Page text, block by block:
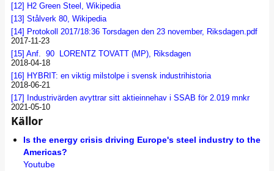
[12] H2 Green Steel, Wikipedia
[13] Stålverk 80, Wikipedia
[14] Protokoll 2017/18:36 Torsdagen den 23 november, Riksdagen.pdf
2017-11-23
[15] Anf. 90 LORENTZ TOVATT (MP), Riksdagen
2018-04-18
[16] HYBRIT: en viktig milstolpe i svensk industrihistoria
2018-06-21
[17] Industrivärden avyttrar sitt aktieinnehav i SSAB för 2.019 mnkr
2021-05-10
Källor
Is the energy crisis driving Europe's steel industry to the
Americas?
Youtube